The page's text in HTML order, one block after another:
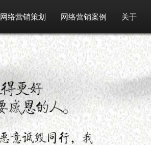
网络营销策划 网络营销案例 关于